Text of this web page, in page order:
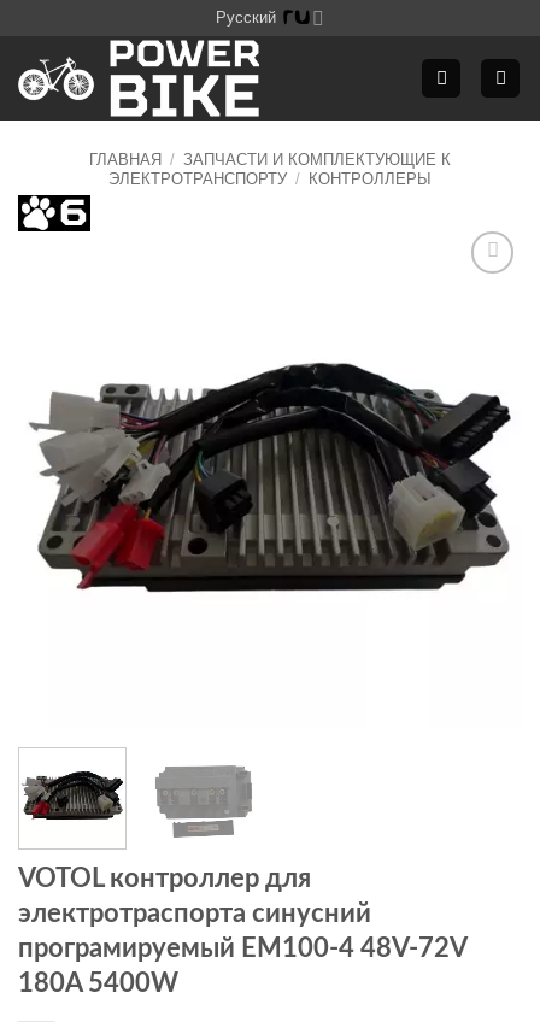
content
Русский
ГЛАВНАЯ / ЗАПЧАСТИ И КОМПЛЕКТУЮЩИЕ К
ЭЛЕКТРОТРАНСПОРТУ / КОНТРОЛЛЕРЫ
VOTOL контроллер для
электротраспорта синусний
програмируемый EM100-4 48V-72V
180A 5400W